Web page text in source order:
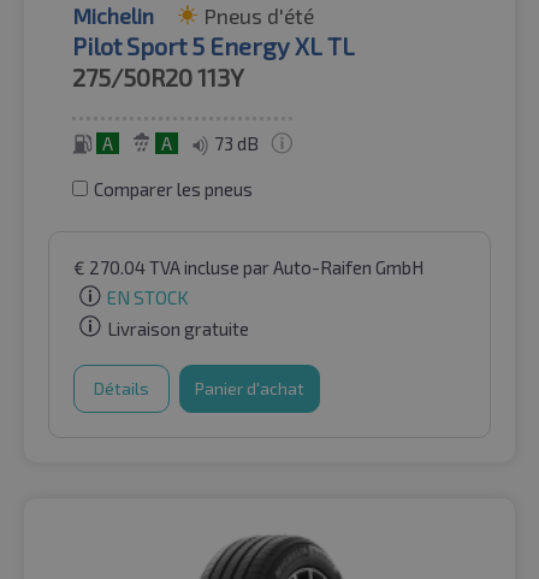
Michelin Pneus d'été
Pilot Sport 5 Energy XL TL
275/50R20113Y
A A 73 dB
Comparer les pneus
€ 270.04TVA incluse par Auto-Raifen GmbH
EN STOCK
Livraison gratuite
Détails Panier d'achat